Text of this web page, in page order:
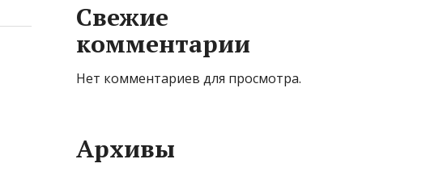
Свежие
комментарии
Нет комментариев для просмотра.
Архивы